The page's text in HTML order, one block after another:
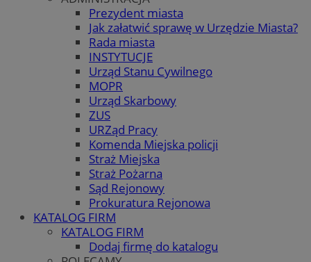
Prezydent miasta
Jak załatwić sprawę w Urzędzie Miasta?
Rada miasta
INSTYTUCJE
Urząd Stanu Cywilnego
MOPR
Urząd Skarbowy
ZUS
URZąd Pracy
Komenda Miejska policji
Straż Miejska
Straż Pożarna
Sąd Rejonowy
Prokuratura Rejonowa
KATALOG FIRM
KATALOG FIRM
Dodaj firmę do katalogu